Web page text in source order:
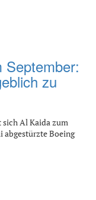
September:
zu
sich Al Kaida zum
abgestürzte Boeing